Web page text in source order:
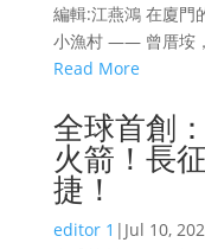
編輯:江燕鴻 在廈門
小漁村 —— 曾厝垵
Read More
全球首創
火箭！長
捷！
editor 1 | Jul 10,